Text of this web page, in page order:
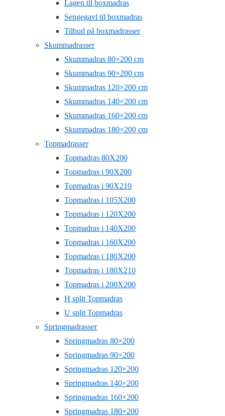
Lagen til boxmadras
Sengegavl til boxmadras
Tilbud på boxmadrasser
Skummadrasser
Skummadras 80×200 cm
Skummadras 90×200 cm
Skummadras 120×200 cm
Skummadras 140×200 cm
Skummadras 160×200 cm
Skummadras 180×200 cm
Topmadrasser
Topmadras 80X200
Topmadras i 90X200
Topmadras i 90X210
Topmadras i 105X200
Topmadras i 120X200
Topmadras i 140X200
Topmadras i 160X200
Topmadras i 180X200
Topmadras i 180X210
Topmadras i 200X200
H split Topmadras
U split Topmadras
Springmadrasser
Springmadras 80×200
Springmadras 90×200
Springmadras 120×200
Springmadras 140×200
Springmadras 160×200
Springmadras 180×200